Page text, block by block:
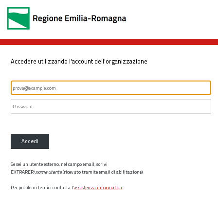
Accedere utilizzando l'account dell'organizzazione
Accedi
Se sei un utente esterno, nel campo email, scrivi
EXTRARER\nome utente(ricevuto tramite email di abilitazione)
Per problemi tecnici contatta l’assistenza informatica.